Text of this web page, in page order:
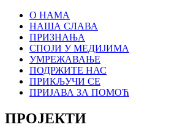
О НАМА
НАША СЛАВА
ПРИЗНАЊА
СПОЈИ У МЕДИЈИМА
УМРЕЖАВАЊЕ
ПОДРЖИТЕ НАС
ПРИКЉУЧИ СЕ
ПРИЈАВА ЗА ПОМОЋ
ПРОЈЕКТИ